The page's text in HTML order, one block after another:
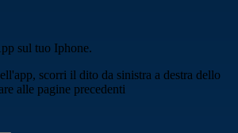
sul tuo Iphone.
scorri il dito da sinistra a destra dello
alle pagine precedenti